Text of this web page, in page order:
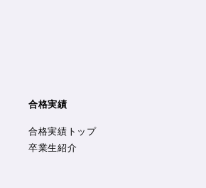
合格実績
合格実績トップ
卒業生紹介